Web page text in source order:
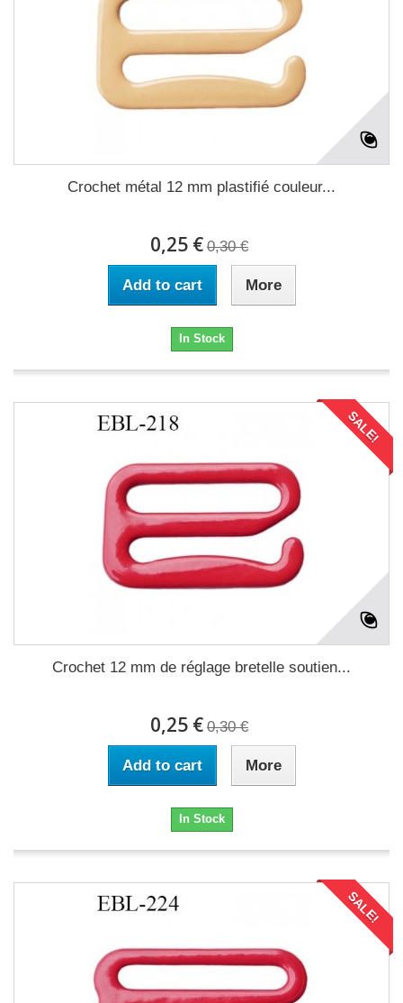
Crochet métal 12 mm plastifié couleur...
0,25 € 0,30 €
Add to cart More
In Stock
SALE!
Crochet 12 mm de réglage bretelle soutien...
0,25 € 0,30 €
Add to cart More
In Stock
SALE!